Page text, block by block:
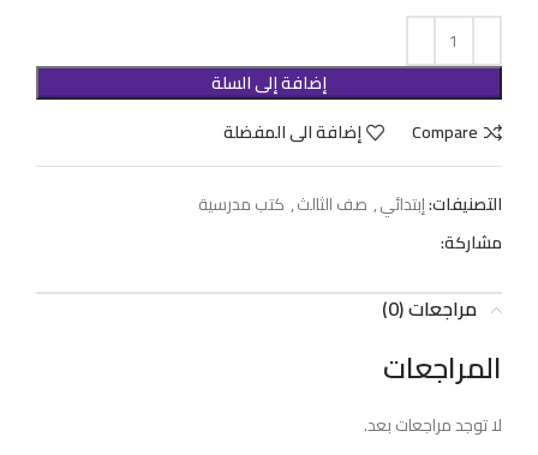
إضافة إلى السلة
Compare
إضافة الى المفضلة
التصنيفات:إبتدائي, صف الثالث, كتب مدرسية
مشاركة:
مراجعات (0)
المراجعات
لا توجد مراجعات بعد.